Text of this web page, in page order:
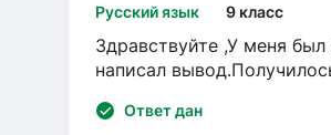
Русский язык 9 класс
Здравствуйте ,У меня
написал
Ответ дан